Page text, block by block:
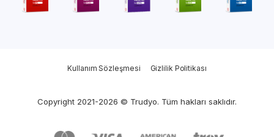
Kullanım Sözleşmesi Gizlilik Politikası
Copyright 2021-2026 © Trudyo. Tüm hakları saklıdır.